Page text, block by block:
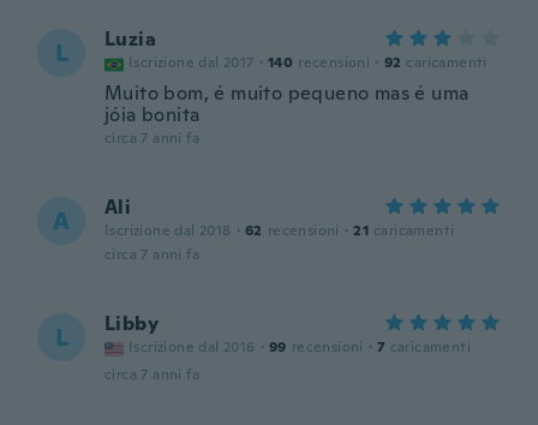
L Luzia
Iscrizione dal 2017 · 140 recensioni · 92 caricamenti
Muito bom, é muito pequeno mas é uma
jóia bonita
circa 7 anni fa
A Ali
Iscrizione dal 2018 · 62 recensioni · 21 caricamenti
circa 7 anni fa
L Libby
Iscrizione dal 2016 · 99 recensioni · 7 caricamenti
circa 7 anni fa